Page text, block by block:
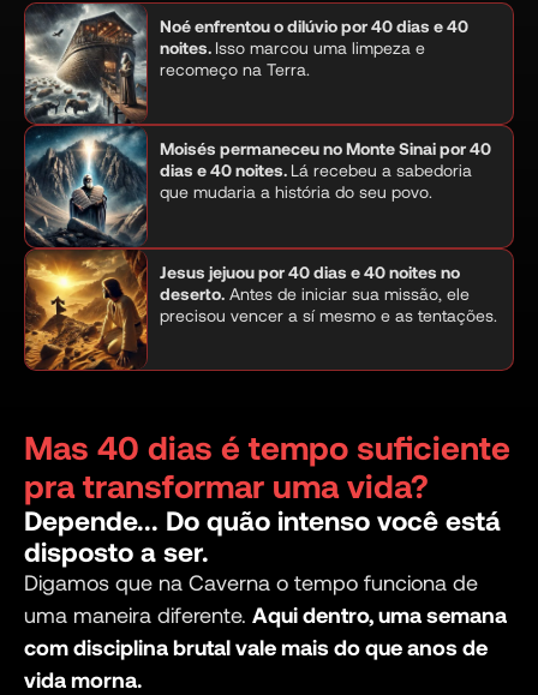
Noé enfrentou o dilúvio por 40 dias e 40
noites. Isso marcou uma limpeza e
recomeço na Terra.
Moisés permaneceu no Monte Sinai por 40
dias e 40 noites. Lá recebeu a sabedoria
que mudaria a história do seu povo.
Jesus jejuou por 40 dias e 40 noites no
deserto.Antes de iniciar sua missão, ele
precisou vencer a sí mesmo e as tentações.
Mas 40 dias é tempo suficiente
pra transformar uma vida?
Depende... Do quão intenso você está
disposto a ser.
Digamos que na Caverna o tempo funciona de
uma maneira diferente. Aqui dentro, uma semana
com disciplina brutal vale mais do que anos de
vida morna.